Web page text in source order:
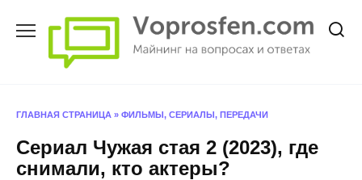
ГЛАВНАЯ СТРАНИЦА » ФИЛЬМЫ, СЕРИАЛЫ, ПЕРЕДАЧИ
Сериал Чужая стая 2 (2023), где
снимали, кто актеры?